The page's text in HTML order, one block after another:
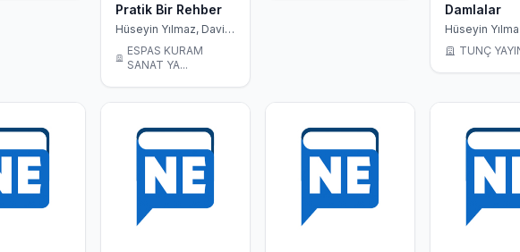
Pratik Bir Rehber
Hüseyin Yılmaz, David
ESPAS KURAM
SANAT YA...
Damlalar
Hüseyin
TUNÇ